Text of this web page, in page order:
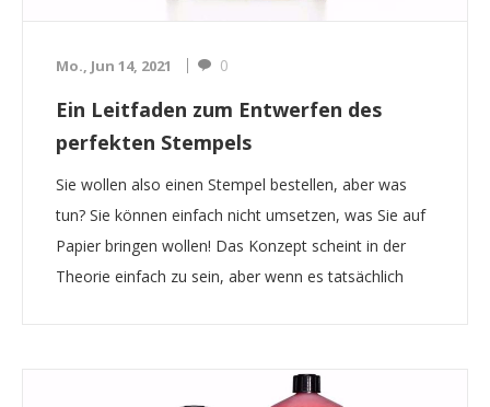
Mo., Jun 14, 2021 0
Ein Leitfaden zum Entwerfen des
perfekten Stempels
Sie wollen also einen Stempel bestellen, aber was
tun? Sie können einfach nicht umsetzen, was Sie auf
Papier bringen wollen! Das Konzept scheint in der
Theorie einfach zu sein, aber wenn es tatsächlich